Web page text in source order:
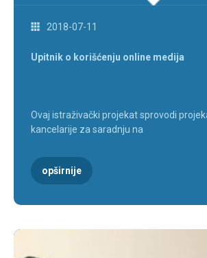
2018-07-11
Upitnik o korišćenju online medija
Ovaj istraživački projekat sprovodi
kancelarije za saradnju na
opširnije